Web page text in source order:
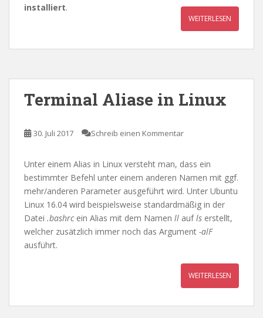
installiert.
WEITERLESEN
Terminal Aliase in Linux
30. Juli 2017 Schreib einen Kommentar
Unter einem Alias in Linux versteht man, dass ein
bestimmter Befehl unter einem anderen Namen mit ggf.
mehr/anderen Parameter ausgeführt wird. Unter Ubuntu
Linux 16.04 wird beispielsweise standardmäßig in der
Datei .bashrcein Alias mit dem Namen ll aufls erstellt,
welcher zusätzlich immer noch das Argument -alF
ausführt.
WEITERLESEN